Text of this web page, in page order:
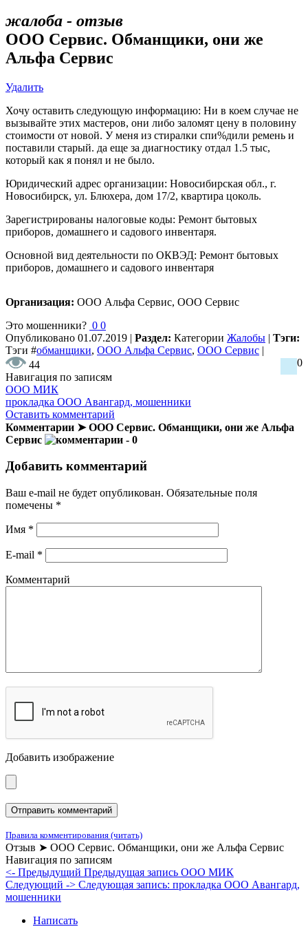
жалоба - отзыв
ООО Сервис. Обманщики, они же
Альфа Сервис
Удалить
Хочу оставить следующую информацию: Ни в коем случае не
вызывайте этих мастеров, они либо заломят цену в половину
стоимости от новой. У меня из стиралки спи%дили ремень и
поставили старый. да еще за диагностику отдал 1.5 тыс,
который как я понял и не было.
Юридический адрес организации: Новосибирская обл., г.
Новосибирск, ул. Блюхера, дом 17/2, квартира цоколь.
Зарегистрированы налоговые коды: Ремонт бытовых
приборов, домашнего и садового инвентаря.
Основной вид деятельности по ОКВЭД: Ремонт бытовых
приборов, домашнего и садового инвентаря
Организация: ООО Альфа Сервис, ООО Сервис
Это мошенники? 0 0
Опубликовано 01.07.2019 | Раздел: Категории Жалобы | Тэги:
Тэги #обманщики, ООО Альфа Сервис, ООО Сервис |
44
0
Навигация по записям
ООО МИК
прокладка ООО Авангард, мошенники
Оставить комментарий
Комментарии ➤ ООО Сервис. Обманщики, они же Альфа
Сервис
- 0
Добавить комментарий
Ваш e-mail не будет опубликован. Обязательные поля
помечены *
Имя *
E-mail *
Комментарий
Добавить изображение
Правила комментирования (читать)
Отзыв ➤ ООО Сервис. Обманщики, они же Альфа Сервис
Навигация по записям
<- Предыдущий Предыдущая запись ООО МИК
Следующий -> Следующая запись: прокладка ООО Авангард,
мошенники
Написать